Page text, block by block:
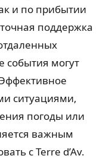
и по прибытии
поддержка
события могут
ситуациями,
погоды или
важным
с Terre d’Av.